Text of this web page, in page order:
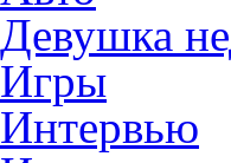
Девушка
Игры
Интервью